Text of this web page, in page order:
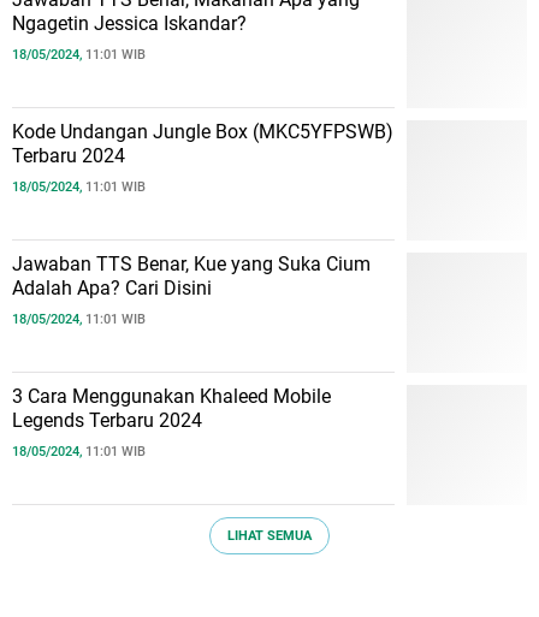
Ngagetin Jessica Iskandar?
18/05/2024, 11:01 WIB
Kode Undangan Jungle Box (MKC5YFPSWB)
Terbaru 2024
18/05/2024, 11:01 WIB
Jawaban TTS Benar, Kue yang Suka Cium
Adalah Apa? Cari Disini
18/05/2024, 11:01 WIB
3 Cara Menggunakan Khaleed Mobile
Legends Terbaru 2024
18/05/2024, 11:01 WIB
LIHAT SEMUA